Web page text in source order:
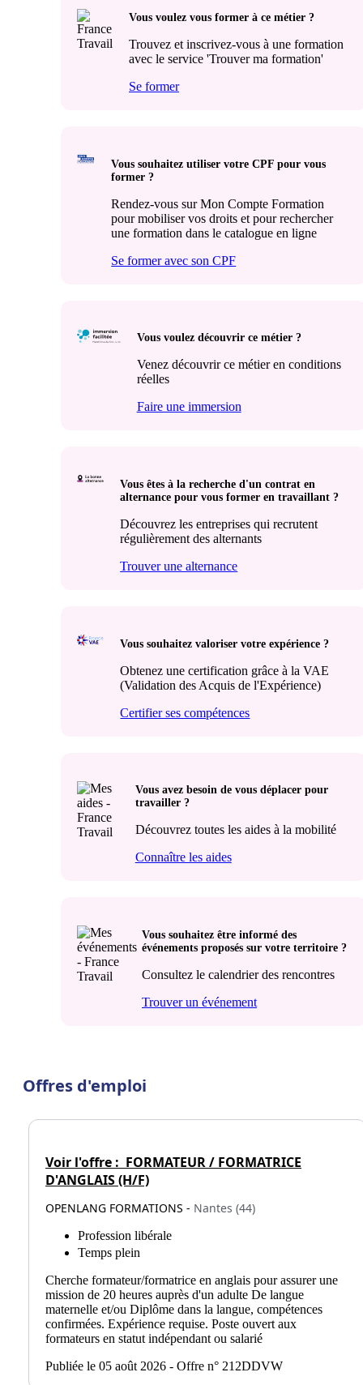
Vous voulez vous former à ce métier ?
Trouvez et inscrivez-vous à une formation
avec le service 'Trouver ma formation'
Se former
Vous souhaitez utiliser votre CPF pour vous
former ?
Rendez-vous sur Mon Compte Formation
pour mobiliser vos droits et pour rechercher
une formation dans le catalogue en ligne
Se former avec son CPF
Vous voulez découvrir ce métier ?
Venez découvrir ce métier en conditions
réelles
Faire une immersion
Vous êtes à la recherche d'un contrat en
alternance pour vous former en travaillant ?
Découvrez les entreprises qui recrutent
régulièrement des alternants
Trouver une alternance
Vous souhaitez valoriser votre expérience ?
Obtenez une certification grâce à la VAE
(Validation des Acquis de l'Expérience)
Certifier ses compétences
Vous avez besoin de vous déplacer pour
travailler ?
Découvrez toutes les aides à la mobilité
Connaître les aides
Vous souhaitez être informé des
événements proposés sur votre territoire ?
Consultez le calendrier des rencontres
Trouver un événement
Offres d'emploi
Voir l'offre : FORMATEUR / FORMATRICE
D'ANGLAIS (H/F)
OPENLANG FORMATIONS - Nantes (44)
Profession libérale
Temps plein
Cherche formateur/formatrice en anglais pour assurer une
mission de 20 heures auprès d'un adulte De langue
maternelle et/ou Diplôme dans la langue, compétences
confirmées. Expérience requise. Poste ouvert aux
formateurs en statut indépendant ou salarié
Publiée le 05 août 2026 - Offre n° 212DDVW